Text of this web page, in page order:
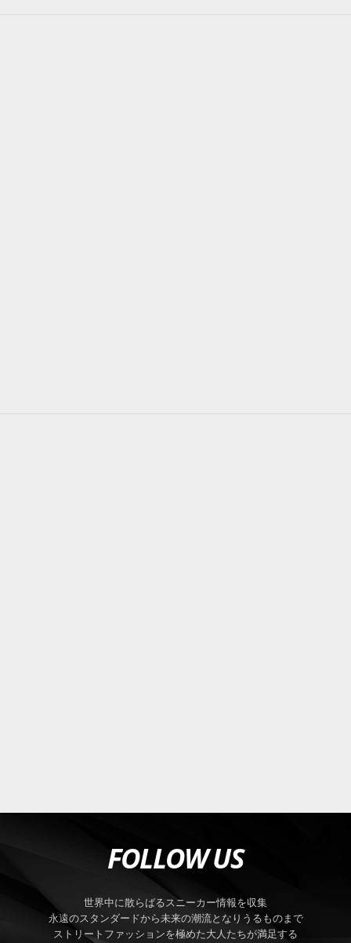
FOLLOW US
世界中に散らばるスニーカー情報を収集
永遠のスタンダードから未来の潮流となりうるものまで
ストリートファッションを極めた大人たちが満足する